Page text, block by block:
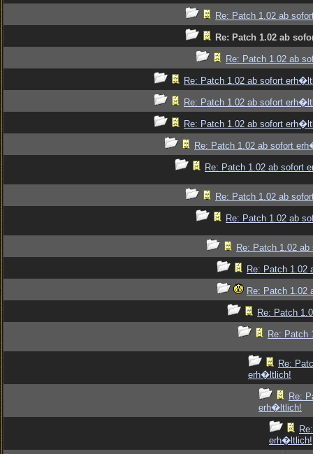
Re: Patch 1.02 ab
Re: Patch 1.02 ab
Re: Patch 1.02 ab
Re: Patch 1.02 ab sofort
Re: Patch 1.02 ab sofort
Re: Patch 1.02 ab sofort
Re: Patch 1.02 ab sofort
Re: Patch 1.02 ab sofort
Re: Patch 1.02 ab
Re: Patch 1.02 ab
Re: Patch 1.02
Re: Patch
Re: Patch
Re: Patch
Re: Patch
Re:
erh�ltlich!
Re:
erh�ltlich!
erh�ltlich!